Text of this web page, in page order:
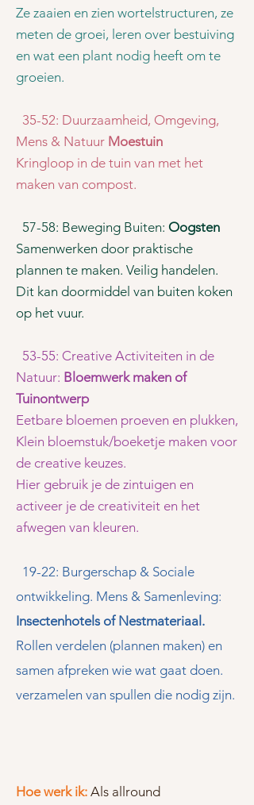
Ze zaaien en zien wortelstructuren, ze
meten de groei, leren over bestuiving
en wat een plant nodig heeft om te
groeien.
35-52: Duurzaamheid, Omgeving,
Mens & Natuur Moestuin
Kringloop in de tuin van met het
maken van compost.
57-58: Beweging Buiten: Oogsten
Samenwerken door praktische
plannen te maken. Veilig handelen.
Dit kan doormiddel van buiten koken
op het vuur.
53-55: Creative Activiteiten in de
Natuur: Bloemwerk maken of
Tuinontwerp
Eetbare bloemen proeven en plukken,
Klein bloemstuk/boeketje maken voor
de creative keuzes.
Hier gebruik je de zintuigen en
activeer je de creativiteit en het
afwegen van kleuren.
19-22: Burgerschap & Sociale
ontwikkeling. Mens & Samenleving:
Insectenhotels of Nestmateriaal.
Rollen verdelen (plannen maken) en
samen afpreken wie wat gaat doen.
verzamelen van spullen die nodig zijn.
Hoe werk ik: Als allround